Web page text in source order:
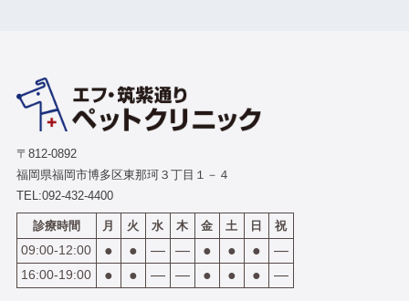
〒812-0892
福岡県福岡市博多区東那珂３丁目１－４
TEL:092-432-4400
診療時間 月 火 水 木 金 土 日 祝
09:00-12:00 ● ● ― ― ● ● ● ―
16:00-19:00 ● ● ― ― ● ● ● ―